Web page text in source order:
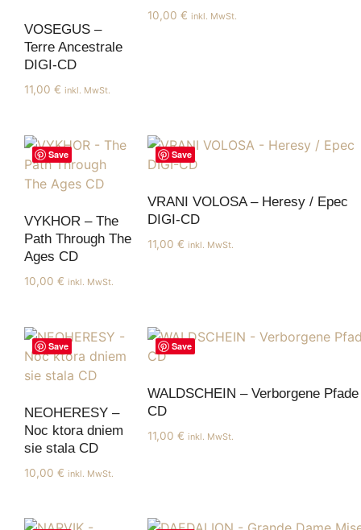
VOSEGUS –
Terre Ancestrale
DIGI-CD
11,00 € inkl. MwSt.
10,00 € inkl. MwSt.
Save
VYKHOR – The
Path Through The
Ages CD
10,00 € inkl. MwSt.
Save
VRANI VOLOSA – Heresy / Epec
DIGI-CD
11,00 € inkl. MwSt.
Save
NEOHERESY –
Noc ktora dniem
sie stala CD
10,00 € inkl. MwSt.
Save
WALDSCHEIN – Verborgene Pfade
CD
11,00 € inkl. MwSt.